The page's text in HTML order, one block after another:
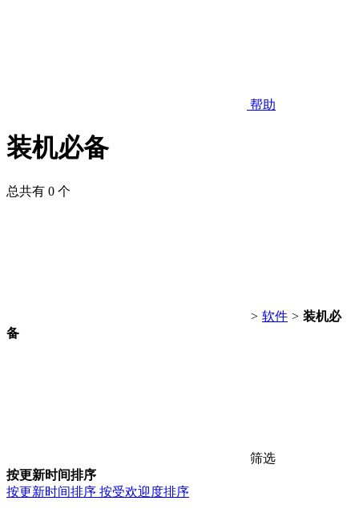
帮助
装机必备
总共有 0 个
> 软件 > 装机必
备
筛选
按更新时间排序
按更新时间排序 按受欢迎度排序